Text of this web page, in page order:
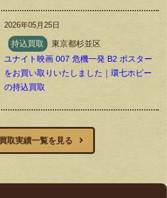
2026年05月25日
持込買取
東京都杉並区
ユナイト映画 007 危機一発 B2 ポスター
をお買い取りいたしました｜環七ホビー
の持込買取
買取実績一覧を見る